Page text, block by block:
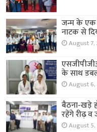
जन्म के
नाटक से
August 7,
के साथ डबल
August 6,
बैठना-खड़े
रहेंगे रीढ़
August 5,